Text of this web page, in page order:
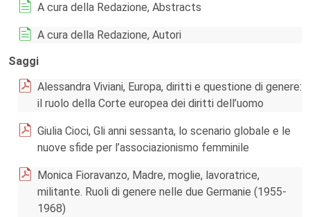
A cura della Redazione, Abstracts
A cura della Redazione, Autori
Saggi
Alessandra Viviani, Europa, diritti e questione di genere:
il ruolo della Corte europea dei diritti dell’uomo
Giulia Cioci, Gli anni sessanta, lo scenario globale e le
nuove sfide per l’associazionismo femminile
Monica Fioravanzo, Madre, moglie, lavoratrice,
militante. Ruoli di genere nelle due Germanie (1955-
1968)